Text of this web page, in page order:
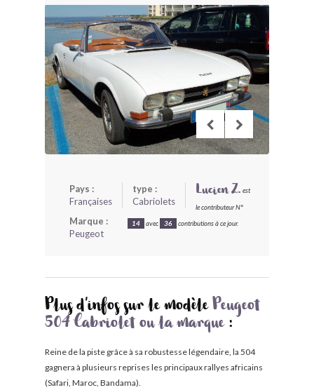
BONJOURLAVIEILLE ?
MODÈLES ET MARQUES
COMMENT FONCTIONNE BLV ?
Pays :
Françaises
type :
Cabriolets
Marque :
Peugeot
Lucien Z. est
le contributeur N°
14 avec 36 contributions à ce jour.
Plus d'infos sur le modèle Peugeot
504 Cabriolet ou la marque:
Reine de la piste grâce à sa robustesse légendaire, la 504
gagnera à plusieurs reprises les principaux rallyes africains
(Safari, Maroc, Bandama).